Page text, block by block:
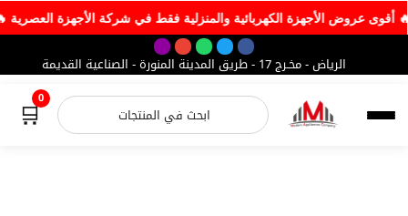
🔥 أقوى عروض الأجهزة الكهربائية والمنزلية فقط في شركة
الرياض - مخـرج 17 - طريق المدينة المنورة - الصناعية القديمة
🛒0